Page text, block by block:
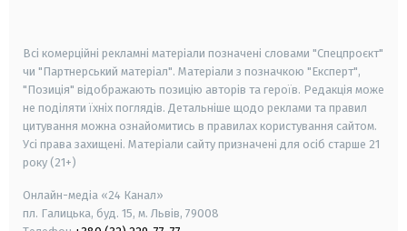
Всі комерційні рекламні матеріали позначені словами "Спецпроєкт"
чи "Партнерський матеріал". Матеріали з позначкою "Експерт",
"Позиція" відображають позицію авторів та героїв. Редакція може
не поділяти їхніх поглядів. Детальніше щодо реклами та правил
цитування можна ознайомитись в правилах користування сайтом.
Усі права захищені. Матеріали сайту призначені для осіб старше 21
року (21+)
Онлайн-медіа «24 Канал»
пл. Галицька, буд. 15, м. Львів, 79008